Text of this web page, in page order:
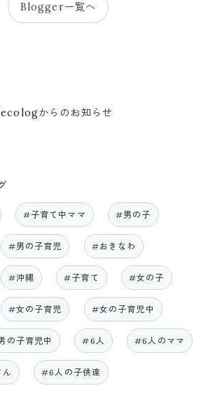
Blogger一覧へ
からのお知らせ
#子育て中ママ #男の子
#男の子育児 #おきなわ
#沖縄 #子育て #女の子
#女の子育児 #女の子育児中
の子育児中 #6人 #6人のママ
#6人の子供達